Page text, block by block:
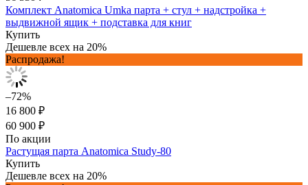
Комплект Anatomica Umka парта + стул + надстройка +
выдвижной ящик + подставка для книг
Купить
Дешевле всех на 20%
Распродажа!
–72%
16 800 ₽
60 900 ₽
По акции
Растущая парта Anatomica Study-80
Купить
Дешевле всех на 20%